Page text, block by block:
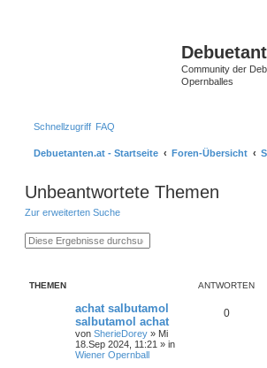
Community der
Opernballes
Schnellzugriff FAQ
Debuetanten.at - Startseite Foren-Übersicht
Unbeantwortete Themen
Zur erweiterten Suche
S
u
E
r
THEMEN ANTWORTEN
achat salbutamol
salbutamol achat
von SherieDorey » Mi
18.Sep 2024, 11:21 » in
Wiener Opernball
0